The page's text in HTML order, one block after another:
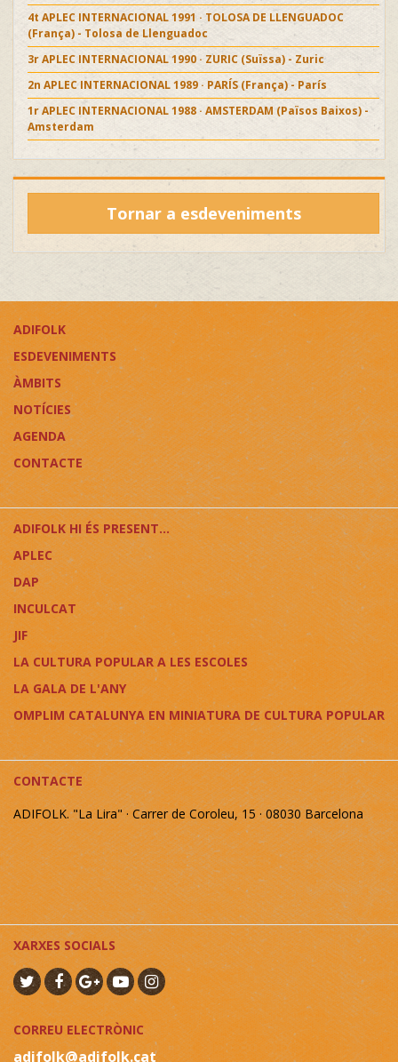
4t APLEC INTERNACIONAL 1991 · TOLOSA DE LLENGUADOC
(França) - Tolosa de Llenguadoc
3r APLEC INTERNACIONAL 1990 · ZURIC (Suïssa) - Zuric
2n APLEC INTERNACIONAL 1989 · PARÍS (França) - París
1r APLEC INTERNACIONAL 1988 · AMSTERDAM (Països Baixos) -
Amsterdam
Tornar a esdeveniments
ADIFOLK
ESDEVENIMENTS
ÀMBITS
NOTÍCIES
AGENDA
CONTACTE
ADIFOLK HI ÉS PRESENT...
APLEC
DAP
INCULCAT
JIF
LA CULTURA POPULAR A LES ESCOLES
LA GALA DE L'ANY
OMPLIM CATALUNYA EN MINIATURA DE CULTURA POPULAR
CONTACTE
ADIFOLK. "La Lira" · Carrer de Coroleu, 15 · 08030 Barcelona
XARXES SOCIALS
CORREU ELECTRÒNIC
adifolk@adifolk.cat